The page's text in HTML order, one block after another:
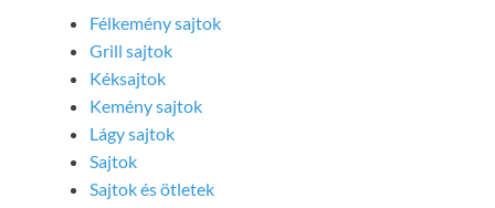
Félkemény sajtok
Grill sajtok
Kéksajtok
Kemény sajtok
Lágy sajtok
Sajtok
Sajtok és ötletek